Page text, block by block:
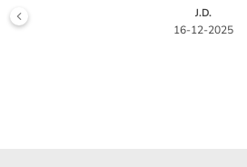
SR
16-12-2025